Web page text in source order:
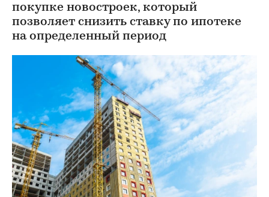
покупке новостроек, который
позволяет снизить ставку по ипотеке
на определенный период